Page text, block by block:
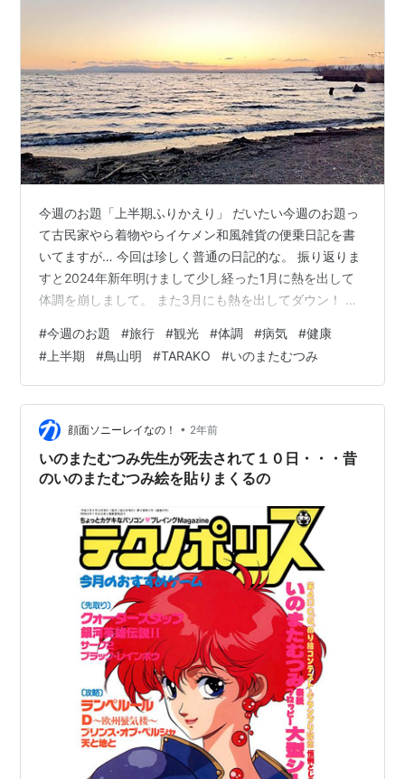
ECCELLENTE―いのまたむつみ画集（富士見書房）
彩―いのまたむつみ画集（富士見書房）
TALES いのまたむつみ画集（エンターブレイン）
TALES いのまたむつみ画集
出版社/メーカー:エンターブレイン
発売日:2005/03/31
メディア:大型本
購入
: 4人 クリック : 104回
この商品を含むブログ (26件) を見る
・・・など。
ゲーム
テイルズオブシリーズ（テイルズシリーズ）
テイルズオブデスティニー（キャラクターデザイ
ン）
テイルズオブエターニア（キャラクターデザイ
ン）
テイルズオブデスティニー2（キャラクターデザイ
ン）
テイルズオブリバース（キャラクターデザイン）
テイルズオブザテンペスト（キャラクターデザイ
ン）
テイルズオブイノセンス（キャラクターデザイ
ン）
テイルズオブハーツ（キャラクターデザイン）
今週のお題「上半期ふりかえり」 だいたい今週のお題っ
て古民家やら着物やらイケメン和風雑貨の便乗日記を書
いてますが… 今回は珍しく普通の日記的な。 振り返りま
すと2024年新年明けまして少し経った1月に熱を出して
体調を崩しまして。 また3月にも熱を出してダウン！ 咳
ルエンザでもコロナでもない、ただの風邪だったので運
が良いのか悪いのか。 手洗いうがいはいつもしてるのに
ね。 というかコロナ禍でちょくちょく体調崩したのに常
に陰性だった謎。 無症状だったのかあ？ 2024年は健康
で！みたいなことを書いたけど早くも終了してたのでし
た。 なんなら最近は腰が…
#今週のお題 #旅行 #観光 #体調 #病気 #健康
# 上半期 #鳥山明 #TARAKO #いのまたむつみ
顔面ソニーレイなの！ • 2年前
いのまたむつみ先生が死去されて１０日・・・昔
のいのまたむつみ絵を貼りまくるの